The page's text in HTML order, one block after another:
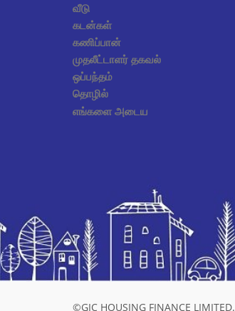
வீடு
கடன்கள்
கணிப்பான்
முதலீட்டாளர் தகவல்
ஒப்பந்தம்
தொழில்
எங்களை அடைய
©GIC HOUSING FINANCE LIMITED.